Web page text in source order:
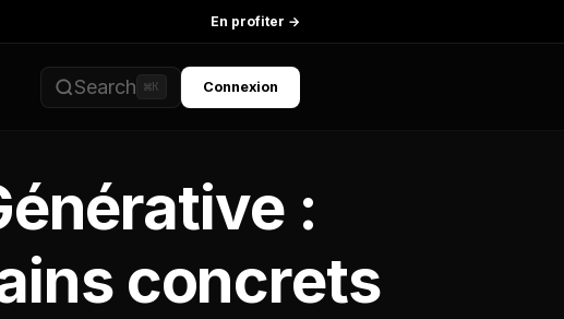
En profiter →
Search ⌘K Connexion
:
concrets